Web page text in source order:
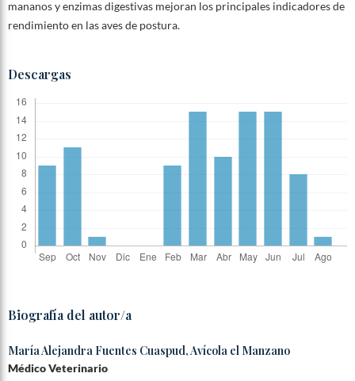
mananos y enzimas digestivas mejoran los principales indicadores de
rendimiento en las aves de postura.
Descargas
Biografía del autor/a
María Alejandra Fuentes Cuaspud,Avícola el Manzano
Médico Veterinario